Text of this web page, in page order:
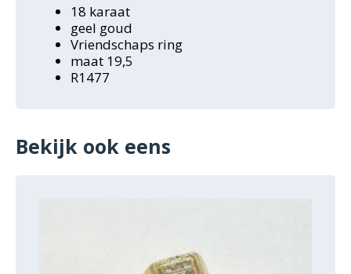
18 karaat
geel goud
Vriendschaps ring
maat 19,5
R1477
Bekijk ook eens